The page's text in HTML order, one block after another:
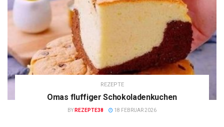
REZEPTE
Omas fluffiger Schokoladenkuchen
BY REZEPTE38 18 FEBRUAR 2026